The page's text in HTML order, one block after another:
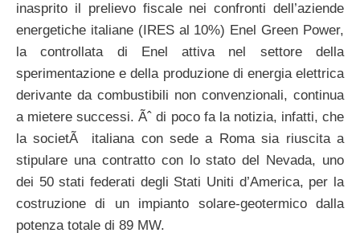
inasprito il prelievo fiscale nei confronti dell’aziende
energetiche italiane (IRES al 10%) Enel Green Power,
la controllata di Enel attiva nel settore della
sperimentazione e della produzione di energia elettrica
derivante da combustibili non convenzionali, continua
a mietere successi. Ãˆ di poco fa la notizia, infatti, che
la societÃ italiana con sede a Roma sia riuscita a
stipulare una contratto con lo stato del Nevada, uno
dei 50 stati federati degli Stati Uniti d’America, per la
costruzione di un impianto solare-geotermico dalla
potenza totale di 89 MW.